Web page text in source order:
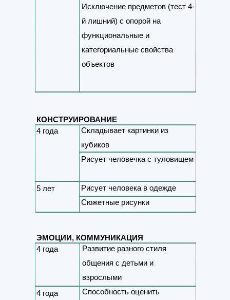
Исключение предметов (тест 4-
й лишний) с опорой на
функциональные и
категориальные свойства
объектов
КОНСТРУИРОВАНИЕ
4 года
5 лет
Складывает картинки из
кубиков
Рисует человечка с туловищем
Рисует человека в одежде
Сюжетные рисунки
взрослыми
Способность оценить
поступок с точки зрения
социальной нормы
Обращение к взрослым на ВЫ,
по имени и отчеству
ЭМОЦИИ, КОММУНИКАЦИЯ
4 года
4 года
Развитие разного стиля
общения с детьми и
взрослыми
Способность оценить